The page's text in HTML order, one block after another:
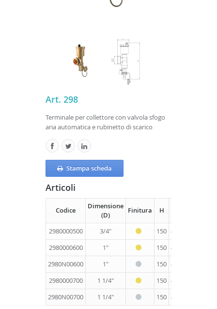
Art. 298
Terminale per collettore con valvola sfogo
aria automatica e rubinetto di scarico
Stampa scheda
Articoli
Codice
Dimensione
(D)
Finitura H
2980000500 3/4" 150 48
2980000600
1" 150 48
2980N00600
1" 150 48
2980000700
1 1/4" 150 48
2980N00700
1 1/4" 150 48